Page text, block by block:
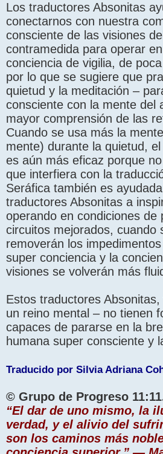
Los traductores Absonitas
conectarnos con nuestra
consciente de las visiones
contramedida para operar
conciencia de vigilia, de
por lo que se sugiere que
quietud y la meditación –
consciente con la mente del
mayor comprensión de las
Cuando se usa más la
mente) durante la quietud,
es aún más eficaz porque
que interfiera con la
Seráfica también es
traductores Absonitas a
operando en condiciones de
circuitos mejorados, cuando
removerán los
super conciencia y la
visiones se volverán más
Estos traductores
un reino mental – no tienen
capaces de pararse en la
humana super consciente y
Traducido por Silvia Adriana
© Grupo de Progreso
“El dar de uno mismo, la
verdad, y el alivio del
son los caminos más